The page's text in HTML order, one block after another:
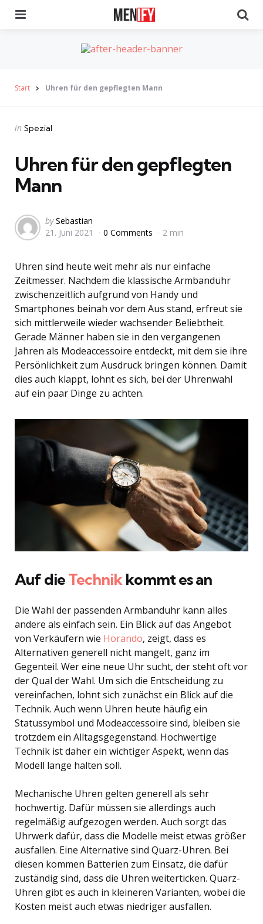
Start Uhren für den gepflegten Mann
Categories
Posted
in Spezial
Uhren für den gepflegten
Mann
Posted
by
by Sebastian
21. Juni 2021
0 Comments 2 min
Uhren sind heute weit mehr als nur einfache
Zeitmesser. Nachdem die klassische Armbanduhr
zwischenzeitlich aufgrund von Handy und
Smartphones beinah vor dem Aus stand, erfreut sie
sich mittlerweile wieder wachsender Beliebtheit.
Gerade Männer haben sie in den vergangenen
Jahren als Modeaccessoire entdeckt, mit dem sie ihre
Persönlichkeit zum Ausdruck bringen können. Damit
dies auch klappt, lohnt es sich, bei der Uhrenwahl
auf ein paar Dinge zu achten.
Auf dieTechnikkommt es an
Die Wahl der passenden Armbanduhr kann alles
andere als einfach sein. Ein Blick auf das Angebot
von Verkäufern wie Horando, zeigt, dass es
Alternativen generell nicht mangelt, ganz im
Gegenteil. Wer eine neue Uhr sucht, der steht oft vor
der Qual der Wahl. Um sich die Entscheidung zu
vereinfachen, lohnt sich zunächst ein Blick auf die
Technik. Auch wenn Uhren heute häufig ein
Statussymbol und Modeaccessoire sind, bleiben sie
trotzdem ein Alltagsgegenstand. Hochwertige
Technik ist daher ein wichtiger Aspekt, wenn das
Modell lange halten soll.
Mechanische Uhren gelten generell als sehr
hochwertig. Dafür müssen sie allerdings auch
regelmäßig aufgezogen werden. Auch sorgt das
Uhrwerk dafür, dass die Modelle meist etwas größer
ausfallen. Eine Alternative sind Quarz-Uhren. Bei
diesen kommen Batterien zum Einsatz, die dafür
zuständig sind, dass die Uhren weiterticken. Quarz-
Uhren gibt es auch in kleineren Varianten, wobei die
Kosten meist auch etwas niedriger ausfallen.